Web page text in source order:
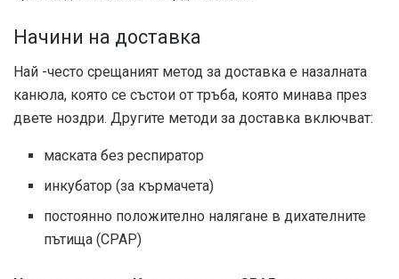
Начини на доставка
Най -често срещаният метод за доставка е назалната
канюла, която се състои от тръба, която минава през
двете ноздри. Другите методи за доставка включват:
маската без респиратор
инкубатор (за кърмачета)
постоянно положително налягане в дихателните
пътища (CPAP)